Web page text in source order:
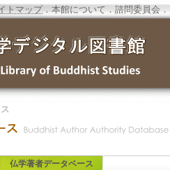
トマップ．本館について ．諮問委員会 ．
仏学著者データベース